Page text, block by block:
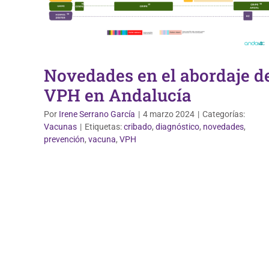
Novedades en el abordaje
VPH en Andalucía
Por Irene Serrano García | 4 marzo 2024 | Categorías:
Vacunas | Etiquetas:cribado, diagnóstico, novedades,
prevención, vacuna, VPH